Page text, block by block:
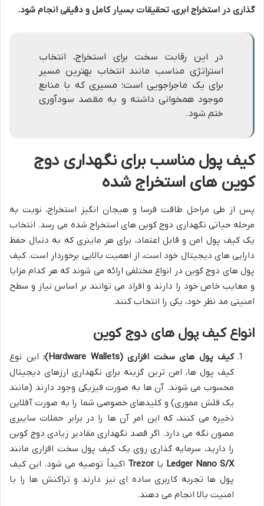
گذاری در استخراج ابری، تحقیقات بسیار کامل و دقیقی انجام شود.
در این رقابت سخت برای استخراج، انتخاب
استراتژی مناسب مانند انتخاب بهترین مسیر
برای یک ماجراجویی است؛ مسیری که با منابع
موجود همخوانی داشته و به مقصد سودآوری
ختم شود.
کیف پول مناسب برای نگهداری دوج
کوین های استخراج شده
پس از طی مراحل طاقت فرسا و هیجان انگیز استخراج، نوبت به
مرحله حیاتی نگهداری دوج کوین های استخراج شده می رسد. انتخاب
یک کیف پول امن و قابل اعتماد، برای هر ماینری که به دنبال حفظ
دارایی های دیجیتال خود است، از اهمیت بالایی برخوردار است. کیف
پول های دوج کوین در انواع مختلفی ارائه می شوند که هر کدام مزایا
و معایب خاص خود را دارند و افراد می توانند بر اساس نیاز و سطح
امنیتی مد نظر خود، یکی را انتخاب کنند.
انواع کیف پول های دوج کوین
کیف پول های سخت افزاری (Hardware Wallets):
این نوع
کیف پول ها، امن ترین گزینه برای نگهداری ارزهای دیجیتال
محسوب می شوند. آن ها به صورت فیزیکی وجود دارند (مانند
یک فلش مموری) و کلیدهای خصوصی شما را به صورت آفلاین
ذخیره می کنند، که این امر آن ها را در برابر حملات سایبری
مصون نگه می دارد. اگر قصد نگهداری مقادیر زیادی دوج کوین
را دارید، سرمایه گذاری روی یک کیف پول سخت افزاری مانند
Ledger Nano S/X یاTrezor اکیداً توصیه می شود. این کیف
پول ها تجربه کاربری ساده ای نیز دارند و تراکنش ها را با
امنیت بالا انجام می دهند.